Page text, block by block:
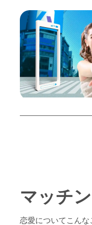
マッチ
恋愛についてこんな